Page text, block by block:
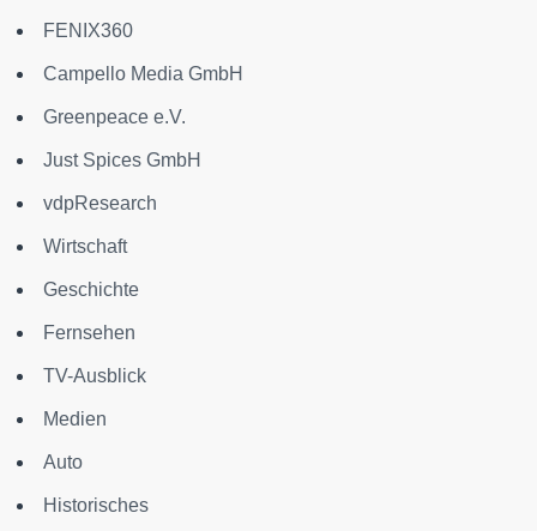
FENIX360
Campello Media GmbH
Greenpeace e.V.
Just Spices GmbH
vdpResearch
Wirtschaft
Geschichte
Fernsehen
TV-Ausblick
Medien
Auto
Historisches